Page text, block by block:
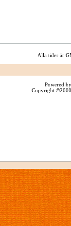
Alla tider är
Powered
Copyright